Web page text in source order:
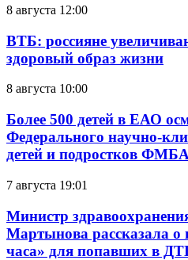
8 августа 12:00
ВТБ: россияне
здоровый образ жизни
8 августа 10:00
Более 500 детей в ЕАО
Федерального научно-
детей и подростков
7 августа 19:01
Министр
Мартынова рассказала о
часа» для попавших в